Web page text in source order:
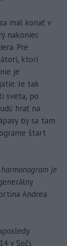
mal konať v
nakoniec
Pre
ktorí
je
Je tak
sveta, po
hrať na
by sa tam
štart
je
Andrea
v Soči.